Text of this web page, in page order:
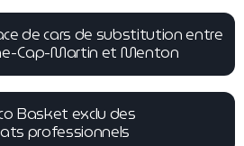
de cars de substitution entre
Cap-Martin et Menton
Basket exclu des
professionnels